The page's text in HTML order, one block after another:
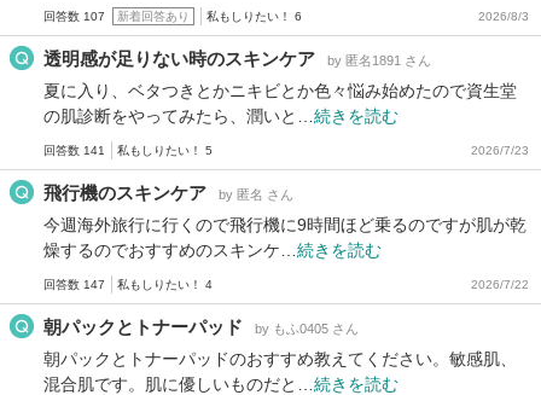
回答数 107 新着回答あり 私もしりたい！ 6 2026/8/3
透明感が足りない時のスキンケア by 匿名1891 さん
夏に入り、ベタつきとかニキビとか色々悩み始めたので資生堂
の肌診断をやってみたら、潤いと… 続きを読む
回答数 141 私もしりたい！ 5 2026/7/23
飛行機のスキンケア by 匿名 さん
今週海外旅行に行くので飛行機に9時間ほど乗るのですが肌が乾
燥するのでおすすめのスキンケ… 続きを読む
回答数 147 私もしりたい！ 4 2026/7/22
朝パックとトナーパッド by もふ0405 さん
朝パックとトナーパッドのおすすめ教えてください。敏感肌、
混合肌です。肌に優しいものだと… 続きを読む